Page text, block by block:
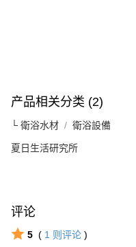
产品相关分类 (2)
└ 衛浴水材 衛浴設備
夏日生活研究所
评论
5 ( 1 则评论 )